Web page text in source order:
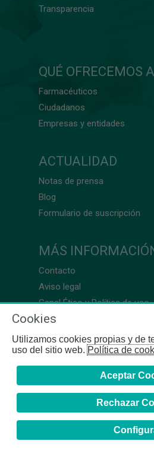
Transparencia
QUÉ OFRECEMOS
Farmacéuticos
Ciudadanos
Empresas y entidades
ACTUALIDAD
Notas de prensa
Blog
Formulario de suscripción
MÁS
Contacto
Aviso legal
Canal Ético y Política de uso
Cookies
Utilizamos cookies propias y de
uso del sitio web.Política de
Aceptar
Rechazar